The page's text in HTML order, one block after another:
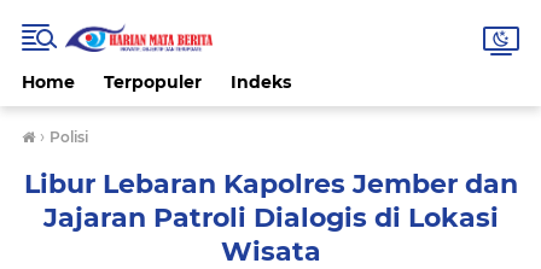
Home Terpopuler Indeks
› Polisi
Libur Lebaran Kapolres Jember dan
Jajaran Patroli Dialogis di Lokasi
Wisata